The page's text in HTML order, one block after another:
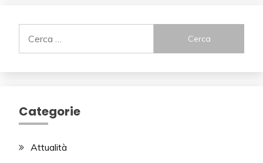
per:
Categorie
Attualità